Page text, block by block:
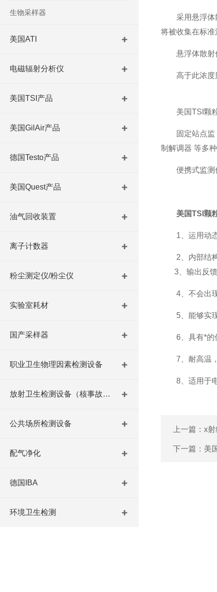
生物采样器
美国ATI
电磁辐射分析仪
美国TSI产品
美国GilAir产品
德国Testo产品
美国Quest产品
油气回收装置
离子计数器
粉尘测定仪/粉尘仪
实验室耗材
国产采样器
职业卫生物理因素检测设备
放射卫生检测设备（核事故与放射医学）
公共场所检测设备
配气净化
德国IBA
环境卫生检测
采用悬浮体散
将被收集在标
悬浮体散射仪
高于此浓度则
美国TSI颗粒
固定站点监 测
制解调器 等多
便携式监测
美国TSI颗
1、运用动态
2、内部结构
3、输出反馈
4、不会出
5、能够实现
6、具有*的保
7、耐高温，
8、适用于电
上一篇： x射
下一篇： 美